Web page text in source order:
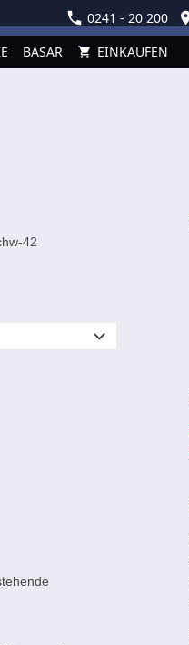
0241 - 20 200
BASAR EINKAUFEN
42